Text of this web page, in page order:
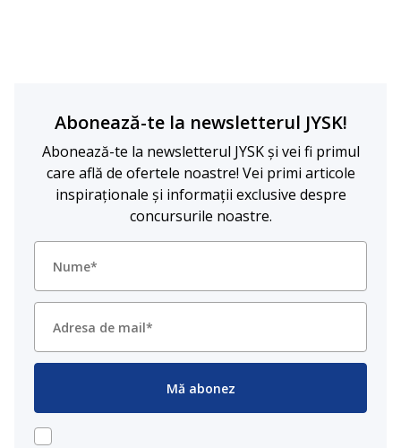
Abonează-te la newsletterul JYSK!
Abonează-te la newsletterul JYSK și vei fi primul
care află de ofertele noastre! Vei primi articole
inspiraționale și informații exclusive despre
concursurile noastre.
Mă abonez